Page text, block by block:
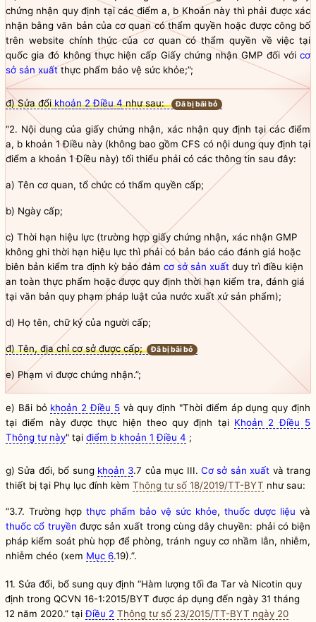
chứng nhận quy định tại các điểm a, b Khoản này thì phải được xác
nhận bằng văn bản của cơ quan có thẩmquyền hoặc được công bố
trên website chính thức của cơ quan có thẩm quyền về việc tại
quốc gia đó không thực hiện cấp Giấy chứng nhận GMP đối vớicơ
sở sản xuấtthực phẩm bảo vệ sức khỏe;”;
đ) Sửa đổi khoản 2 Điều 4như sau: Đã bị bãi bỏ
“2. Nội dung của giấy chứng nhận, xác nhận quy định tại các điểm
a, b khoản 1 Điều này (không bao gồm CFS có nội dung quy định tại
điểm a khoản 1 Điều này) tối thiểu phải có các thông tin sau đây:
a) Tên cơ quan, tổ chức có thẩm quyền cấp;
b) Ngày cấp;
c) Thời hạn hiệu lực (trường hợp giấy chứng nhận, xác nhận GMP
không ghi thời hạn hiệu lực thì phải có bản báo cáo đánh giá hoặc
biên bản kiểm tra định kỳ bảo đảm cơ sở sản xuất duy trì điều kiện
an toàn thực phẩm hoặc được quy định thời hạn kiểm tra, đánh giá
tại văn bản quy phạm pháp luật của nước xuất xứ sản phẩm);
d) Họ tên, chữ ký của người cấp;
đ) Tên, địa chỉ cơ sở được cấp; Đã bị bãi bỏ
e) Phạm vi được chứng nhận.”;
e) Bãi bỏ khoản 2 Điều 5và quy định "Thời điểm áp dụng quy định
tại điểm này được thực hiện theo quy định tại Khoản 2 Điều 5
Thông tư này" tại điểm b khoản 1 Điều 4 ;
g) Sửa đổi, bổ sung khoản 3.7 của mục III.Cơ sở sản xuất và trang
thiết bị tại Phụ lục đính kèm Thông tư số 18/2019/TT-BYT như sau:
“3.7. Trường hợp thực phẩm bảo vệ sức khỏe, thuốc dược liệu và
thuốc cổ truyền được sản xuất trong cùng dây chuyền: phải có biện
pháp kiểm soát phù hợp để phòng, tránh nguy cơ nhầm lẫn, nhiễm,
nhiễm chéo (xem Mục 6.19).”.
11. Sửa đổi, bổ sung quy định “Hàm lượng tối đa Tar và Nicotin quy
định trong QCVN 16-1:2015/BYT được áp dụng đến ngày 31 tháng
12 năm 2020.” tại Điều 2 Thông tư số 23/2015/TT-BYT ngày 20